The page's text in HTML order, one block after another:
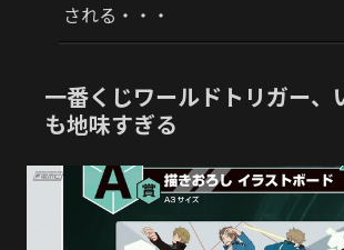
される・・・
一番くじワールドトリガー、
も地味すぎる